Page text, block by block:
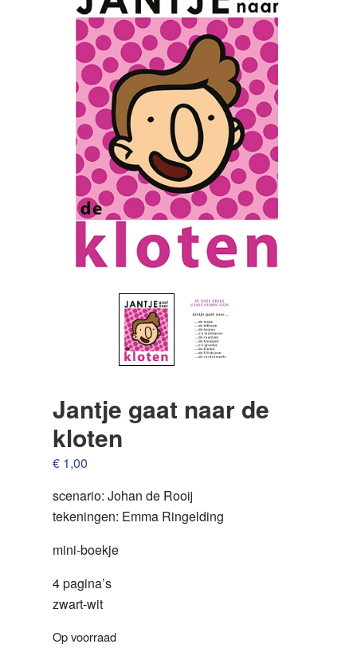
Jantje gaat naar de
kloten
€1,00
scenario: Johan de Rooij
tekeningen: Emma Ringelding
mini-boekje
4 pagina’s
zwart-wit
Op voorraad